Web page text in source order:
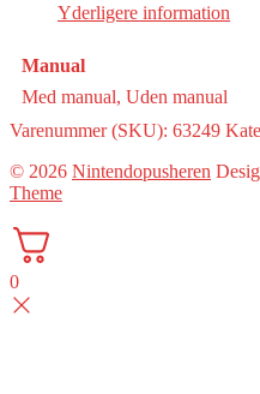
Yderligere information
Manual
Med manual, Uden manual
Varenummer (SKU): 63249
© 2026 Nintendopusheren
Theme
0